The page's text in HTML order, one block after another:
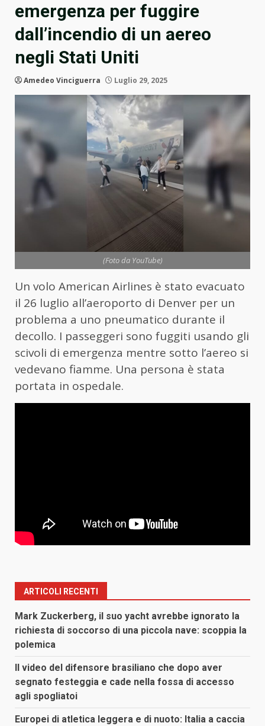
emergenza per fuggire
dall’incendio di un aereo
negli Stati Uniti
Amedeo Vinciguerra Luglio 29, 2025
(Foto da YouTube)
Un volo American Airlines è stato evacuato
il 26 luglio all’aeroporto di Denver per un
problema a uno pneumatico durante il
decollo. I passeggeri sono fuggiti usando gli
scivoli di emergenza mentre sotto l’aereo si
vedevano fiamme. Una persona è stata
portata in ospedale.
ARTICOLI RECENTI
Mark Zuckerberg, il suo yacht avrebbe ignorato la
richiesta di soccorso di una piccola nave: scoppia la
polemica
Il video del difensore brasiliano che dopo aver
segnato festeggia e cade nella fossa di accesso
agli spogliatoi
Europei di atletica leggera e di nuoto: Italia a caccia